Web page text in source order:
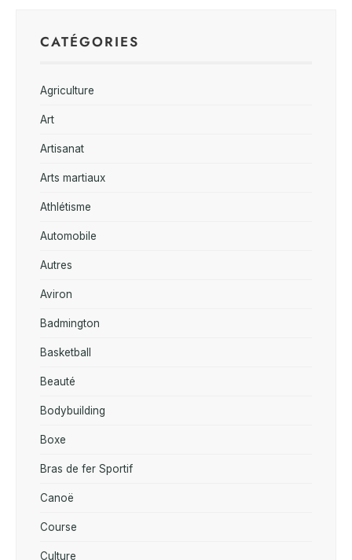
CATÉGORIES
Agriculture
Art
Artisanat
Arts martiaux
Athlétisme
Automobile
Autres
Aviron
Badmington
Basketball
Beauté
Bodybuilding
Boxe
Bras de fer Sportif
Canoë
Course
Culture